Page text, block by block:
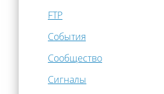
FTP
События
Сообщество
Сигналы